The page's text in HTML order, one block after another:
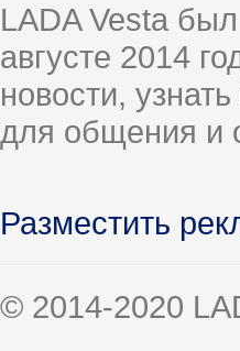
LADA Vesta
августе 2014
новости,
для общения и
Разместить
© 2014-2020